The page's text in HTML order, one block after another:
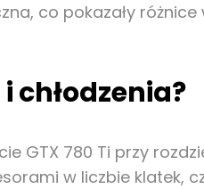
co pokazały różnice
chłodzenia?
GTX 780 Ti przy
w liczbie klatek,